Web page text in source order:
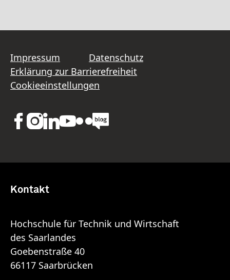
Impressum
Datenschutz
Erklärung zur Barrierefreiheit
Cookieeinstellungen
Kontakt
Hochschule für Technik und Wirtschaft
des Saarlandes
Goebenstraße 40
66117 Saarbrücken